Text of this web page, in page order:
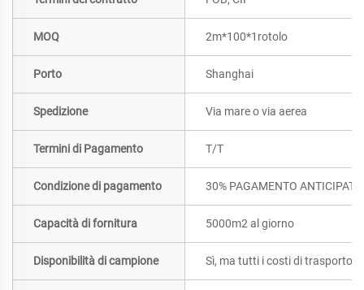
MOQ 2m*100*1rotolo
Porto Shanghai
Spedizione Via mare o via aerea
Termini di Pagamento T/T
Condizione di pagamento 30% PAGAMENTO
Capacità di fornitura 5000m2 al giorno
Disponibilità di campione Sì, ma tutti i costi di trasporto